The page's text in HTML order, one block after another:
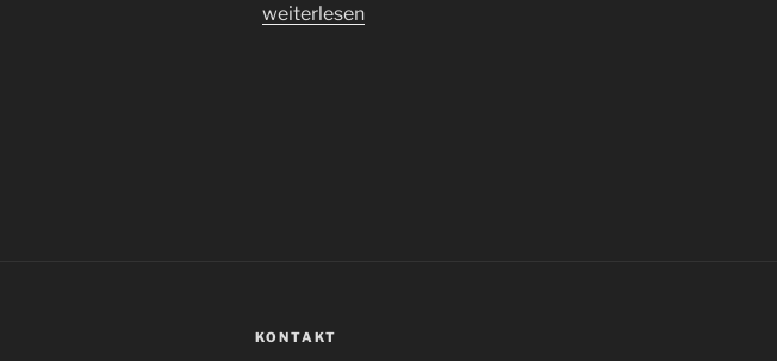
„In
weiterlesen
KONTAKT